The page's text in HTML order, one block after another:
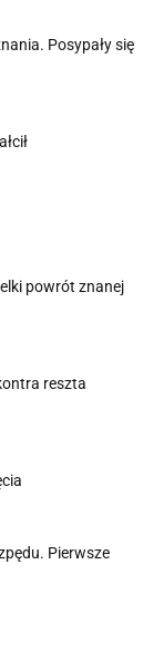
Posypały się
powrót znanej
reszta
Pierwsze